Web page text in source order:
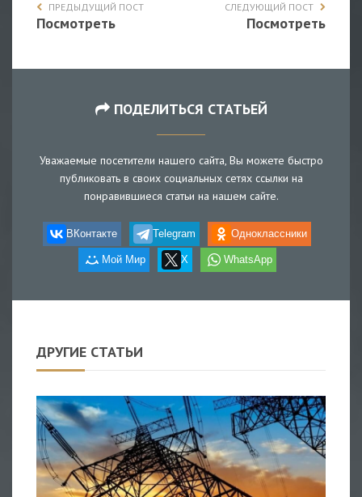
ПРЕДЫДУЩИЙ ПОСТ
Посмотреть
СЛЕДУЮЩИЙ ПОСТ
Посмотреть
ПОДЕЛИТЬСЯ СТАТЬЕЙ
Уважаемые посетители нашего сайта, Вы можете быстро
публиковать в своих социальных сетях ссылки на
понравившиеся статьи на нашем сайте.
ВКонтакте Telegram Одноклассники
Мой Мир X WhatsApp
ДРУГИЕ СТАТЬИ